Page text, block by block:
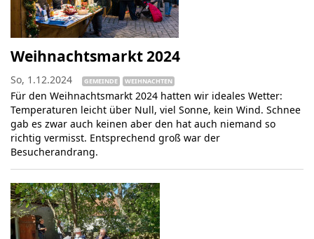
Weihnachtsmarkt 2024
So, 1.12.2024 GEMEINDE WEIHNACHTEN
Für den Weihnachtsmarkt 2024 hatten wir ideales Wetter:
Temperaturen leicht über Null, viel Sonne, kein Wind. Schnee
gab es zwar auch keinen aber den hat auch niemand so
richtig vermisst. Entsprechend groß war der
Besucherandrang.